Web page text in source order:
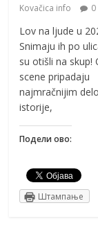
Kovačica info
0
Lov na ljude u
Snimaju ih po
su otišli na skup!
scene pripadaju
najmračnijim
istorije,
Подели ово:
Штампање